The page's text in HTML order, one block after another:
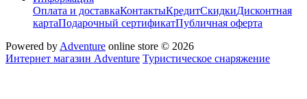
Оплата и доставкаКонтактыКредитСкидкиДисконтная
картаПодарочный сертификатПубличная оферта
Powered by Adventure online store © 2026
Интернет магазин Adventure Туристическое снаряжение